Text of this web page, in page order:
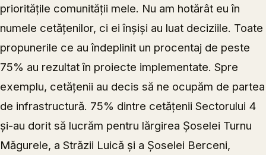
prioritățile comunității mele. Nu am hotărât eu în
numele cetățenilor, ci ei înșiși au luat deciziile. Toate
propunerile ce au îndeplinit un procentaj de peste
75% au rezultat în proiecte implementate. Spre
exemplu, cetățenii au decis să ne ocupăm de partea
de infrastructură. 75% dintre cetățenii Sectorului 4
și-au dorit să lucrăm pentru lărgirea Șoselei Turnu
Măgurele, a Străzii Luică și a Șoselei Berceni,